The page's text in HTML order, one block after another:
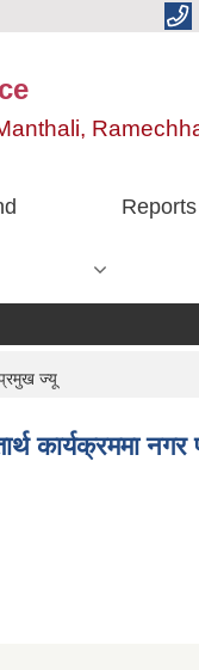
Reports
प्रमुख ज्यू
कार्यक्रममा